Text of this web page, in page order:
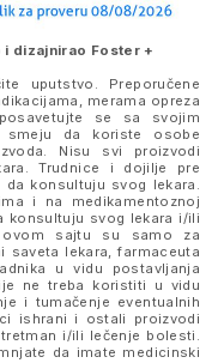
dizajnirao Foster +
uputstvo. Preporučene
merama opreza
se sa svojim
smeju da koriste osobe
Nisu svi proizvodi
Trudnice i dojilje pre
konsultuju svog lekara.
i na medikamentoznoj
konsultuju svog lekara i/ili
ovom sajtu su samo za
saveta lekara, farmaceuta
u vidu postavljanja
ne treba koristiti u vidu
i tumačenje eventualnih
ishrani i ostali proizvodi
i/ili lečenje bolesti.
da imate medicinski